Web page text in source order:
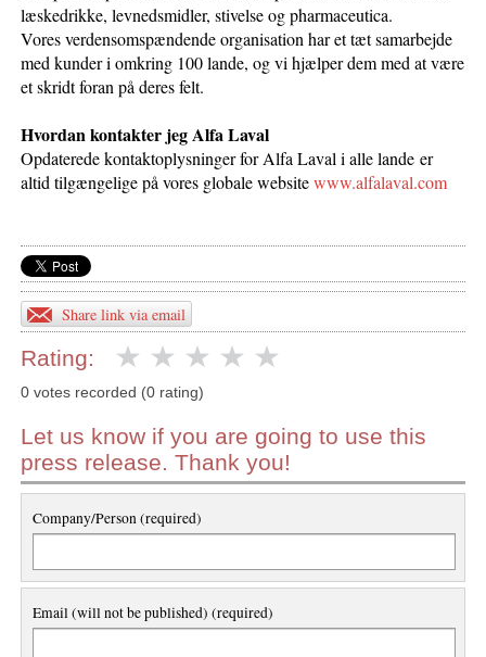
læskedrikke, levnedsmidler, stivelse og pharmaceutica.
Vores verdensomspændende organisation har et tæt samarbejde
med kunder i omkring 100 lande, og vi hjælper dem med at være
et skridt foran på deres felt.
Hvordan kontakter jeg Alfa Laval
Opdaterede kontaktoplysninger for Alfa Laval i alle lande er
altid tilgængelige på vores globale websitewww.alfalaval.com
Share link via email
Rating:
0 votes recorded (0 rating)
Let us know if you are going to use this
press release. Thank you!
Company/Person (required)
Email (will not be published) (required)